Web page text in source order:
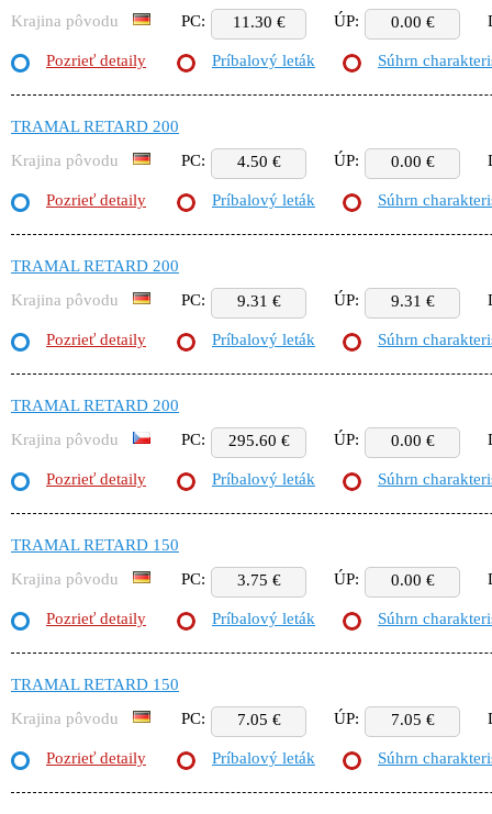
Krajina pôvodu
PC: 11.30 € ÚP: 0.00 €
Pozrieť detaily Príbalový leták Súhrn
TRAMAL RETARD 200
Krajina pôvodu
PC: 4.50 € ÚP: 0.00 €
Pozrieť detaily Príbalový leták Súhrn
TRAMAL RETARD 200
Krajina pôvodu
PC: 9.31 € ÚP: 9.31 €
Pozrieť detaily Príbalový leták Súhrn
TRAMAL RETARD 200
Krajina pôvodu
PC: 295.60 € ÚP: 0.00 €
Pozrieť detaily Príbalový leták Súhrn
TRAMAL RETARD 150
Krajina pôvodu
PC: 3.75 € ÚP: 0.00 €
Pozrieť detaily Príbalový leták Súhrn
TRAMAL RETARD 150
Krajina pôvodu
PC: 7.05 € ÚP: 7.05 €
Pozrieť detaily Príbalový leták Súhrn